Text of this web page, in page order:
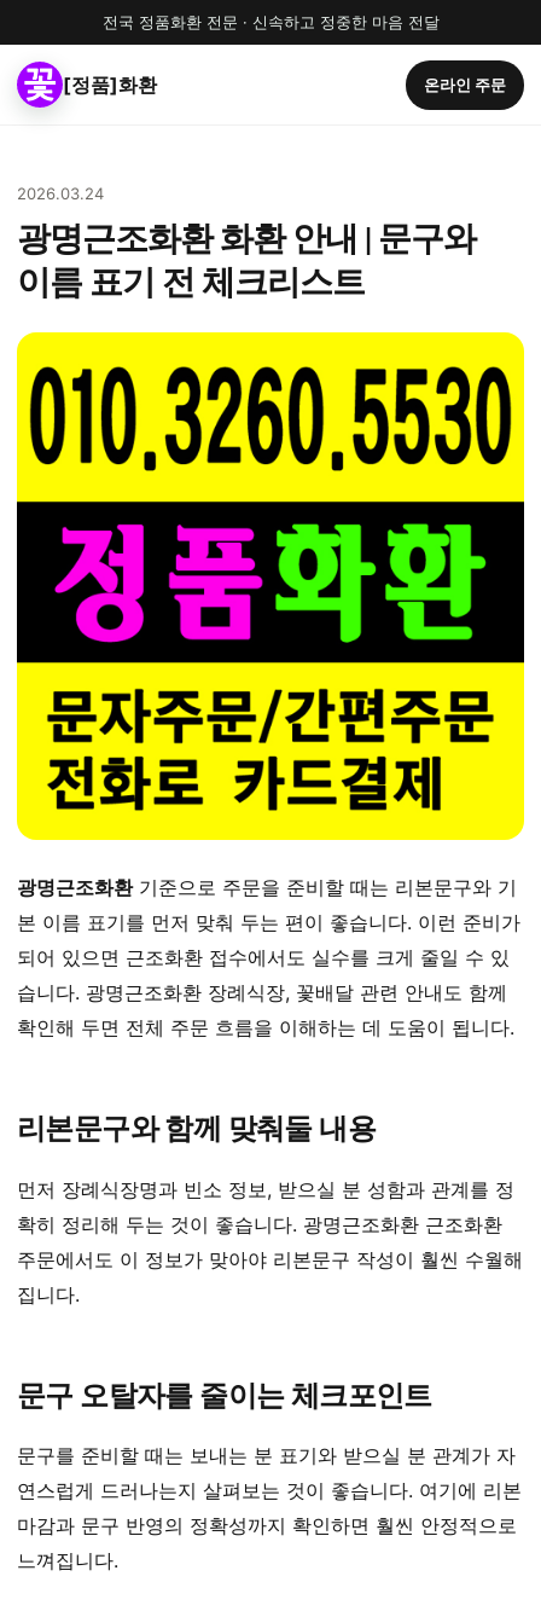
전국 정품화환 전문 · 신속하고 정중한 마음 전달
[정품]화환 온라인 주문
2026.03.24
광명근조화환 화환 안내 | 문구와
이름 표기 전 체크리스트
광명근조화환기준으로 주문을 준비할 때는 리본문구와 기
본 이름 표기를 먼저 맞춰 두는 편이 좋습니다. 이런 준비가
되어 있으면 근조화환 접수에서도 실수를 크게 줄일 수 있
습니다. 광명근조화환 장례식장, 꽃배달 관련 안내도 함께
확인해 두면 전체 주문 흐름을 이해하는 데 도움이 됩니다.
리본문구와 함께 맞춰둘 내용
먼저 장례식장명과 빈소 정보, 받으실 분 성함과 관계를 정
확히 정리해 두는 것이 좋습니다. 광명근조화환 근조화환
주문에서도 이 정보가 맞아야 리본문구 작성이 훨씬 수월해
집니다.
문구 오탈자를 줄이는 체크포인트
문구를 준비할 때는 보내는 분 표기와 받으실 분 관계가 자
연스럽게 드러나는지 살펴보는 것이 좋습니다. 여기에 리본
마감과 문구 반영의 정확성까지 확인하면 훨씬 안정적으로
느껴집니다.